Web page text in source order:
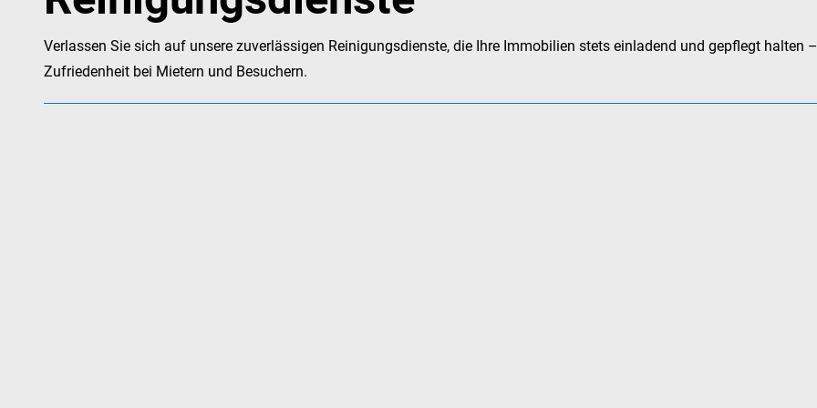
Verlassen Sie sich auf unsere zuverlässigen Reinigungsdienste, die Ihre Immobilien stets einladend und gepflegt halten
Zufriedenheit bei Mietern und Besuchern.